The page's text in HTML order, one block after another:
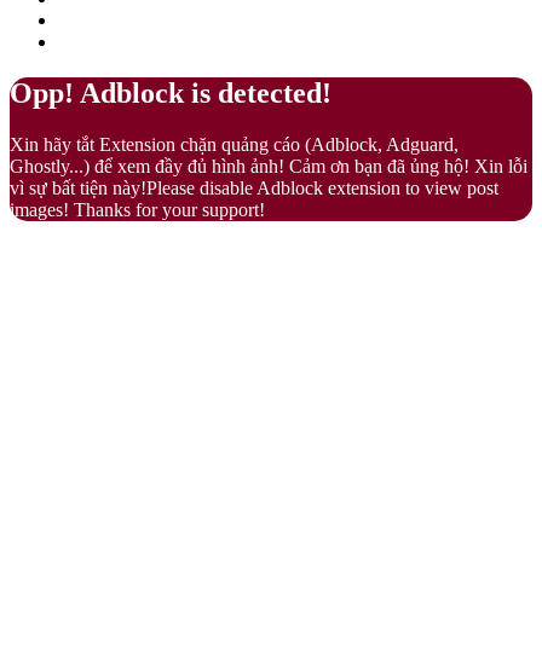
Back
to
button
Close
Opp! Adblock is detected!
Xin hãy tắt Extension chặn quảng cáo (Adblock, Adguard,
Ghostly...) để xem đầy đủ hình ảnh! Cảm ơn bạn đã ủng hộ! Xin lỗi
vì sự bất tiện này!Please disable Adblock extension to view post
images! Thanks for your support!